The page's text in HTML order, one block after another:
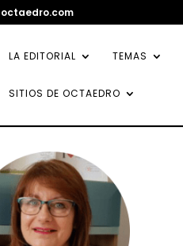
LA EDITORIAL TEMAS
SITIOS DE OCTAEDRO